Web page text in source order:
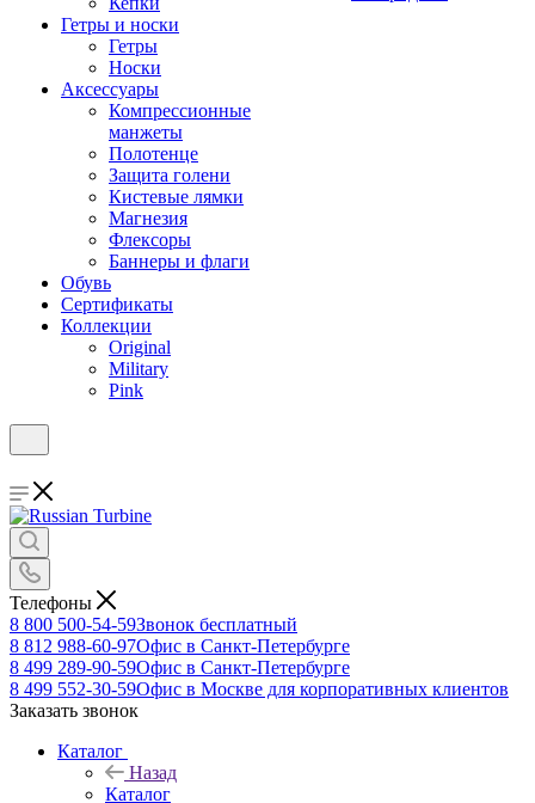
Гетры и носки
Гетры
Носки
Аксессуары
Компрессионные
манжеты
Полотенце
Защита голени
Кистевые лямки
Магнезия
Флексоры
Баннеры и флаги
Обувь
Сертификаты
Коллекции
Original
Military
Pink
Телефоны
8 800 500-54-59Звонок бесплатный
8 812 988-60-97Офис в Санкт-Петербурге
8 499 289-90-59Офис в Санкт-Петербурге
8 499 552-30-59Офис в Москве для корпоративных клиентов
Заказать звонок
Каталог
Назад
Каталог